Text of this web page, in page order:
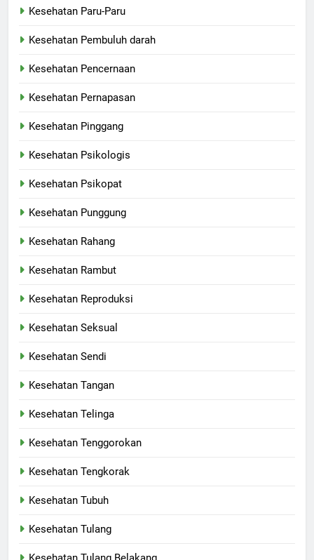
Kesehatan Paru-Paru
Kesehatan Pembuluh darah
Kesehatan Pencernaan
Kesehatan Pernapasan
Kesehatan Pinggang
Kesehatan Psikologis
Kesehatan Psikopat
Kesehatan Punggung
Kesehatan Rahang
Kesehatan Rambut
Kesehatan Reproduksi
Kesehatan Seksual
Kesehatan Sendi
Kesehatan Tangan
Kesehatan Telinga
Kesehatan Tenggorokan
Kesehatan Tengkorak
Kesehatan Tubuh
Kesehatan Tulang